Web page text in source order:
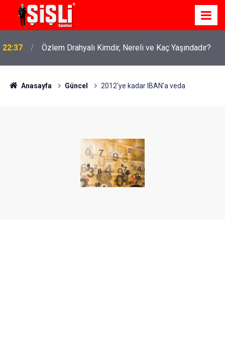
22:37 Özlem Drahyalı Kimdir, Nereli ve Kaç Yaşındadır?
Anasayfa Güncel 2012'ye kadar IBAN'a veda